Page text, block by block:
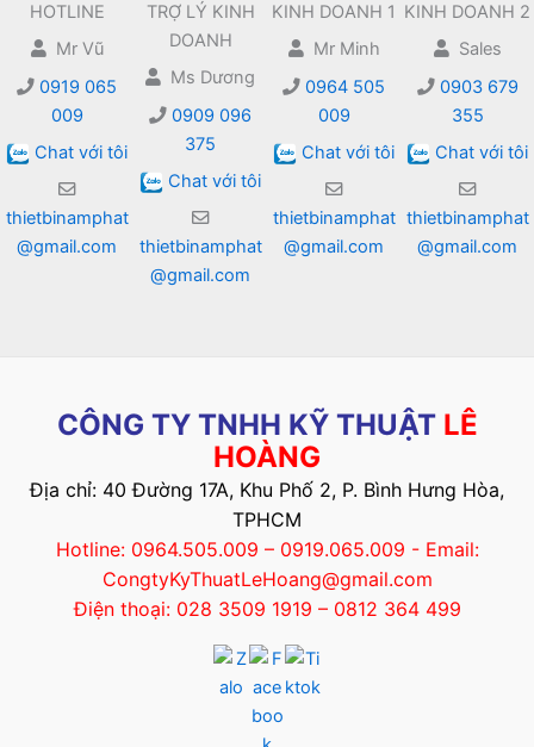
HOTLINE
Mr Vũ
0919 065
009
Chat với tôi
thietbinamphat
@gmail.com
TRỢ LÝ KINH
DOANH
Ms Dương
0909 096
375
Chat với tôi
thietbinamphat
@gmail.com
KINH DOANH 1
Mr Minh
0964 505
009
Chat với tôi
thietbinamphat
@gmail.com
KINH DOANH 2
Sales
0903 679
355
Chat với tôi
thietbinamphat
@gmail.com
CÔNG TY TNHH KỸ THUẬT LÊ
HOÀNG
Địa chỉ: 40 Đường 17A, Khu Phố 2, P. Bình Hưng Hòa,
TPHCM
Hotline: 0964.505.009 – 0919.065.009 - Email:
CongtyKyThuatLeHoang@gmail.com
Điện thoại: 028 3509 1919 – 0812 364 499